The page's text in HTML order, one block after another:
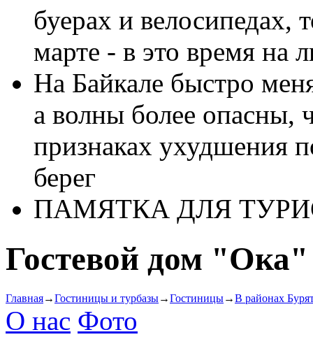
буерах и велосипедах,
марте - в это время на
На Байкале быстро
а волны более
признаках ухудшения
берег
ПАМЯТКА ДЛЯ
Гостевой дом "Ока"
Главная→Гостиницы и турбазы→Гостиницы→В районах
О нас Фото